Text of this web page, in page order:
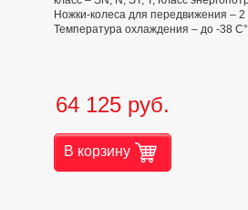
Ножки-колеса для передвижения –
Температура охлаждения – до -38
64 125 руб.
В корзину